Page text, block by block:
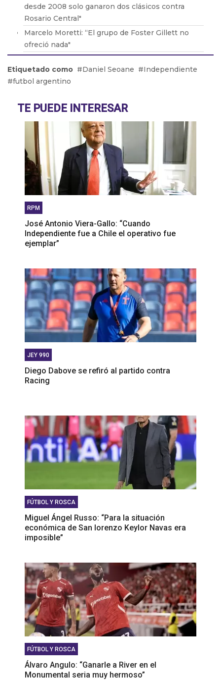
desde 2008 solo ganaron dos clásicos contra
Rosario Central"
Marcelo Moretti: “El grupo de Foster Gillett no
ofreció nada"
argentino
Miguel Ángel Russo: “Para la situación económica
Álvaro Angulo: “Ganarle a River en el Monumental
seria muy hermoso”
Etiquetado como Daniel Seoane
Independiente
futbol argentino
TE PUEDE INTERESAR
RPM
José Antonio Viera-Gallo: “Cuando
Independiente fue a Chile el operativo fue
ejemplar”
JEY 990
Diego Dabove se refiró al partido contra
Racing
FÚTBOL Y ROSCA
Miguel Ángel Russo: “Para la situación
económica de San lorenzo Keylor Navas era
imposible”
FÚTBOL Y ROSCA
Álvaro Angulo: “Ganarle a River en el
Monumental seria muy hermoso”